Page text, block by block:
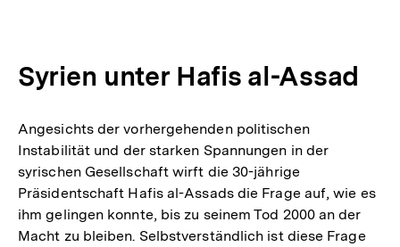
Syrien unter Hafis al-Assad
Angesichts der vorhergehenden politischen
Instabilität und der starken Spannungen in der
syrischen Gesellschaft wirft die 30-jährige
Präsidentschaft Hafis al-Assads die Frage auf, wie es
ihm gelingen konnte, bis zu seinem Tod 2000 an der
Macht zu bleiben. Selbstverständlich ist diese Frage